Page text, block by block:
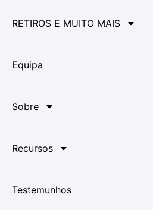
RETIROS E MUITO MAIS
Equipa
Sobre
Recursos
Testemunhos